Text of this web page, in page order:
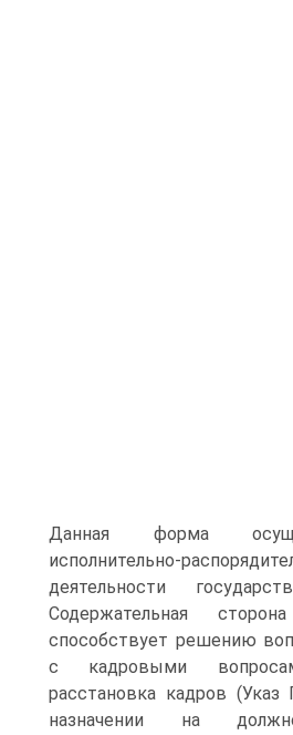
Данная форма
исполнительно-
деятельности
Содержательная
способствует решению
с кадровыми
расстановка кадров
на­значении на